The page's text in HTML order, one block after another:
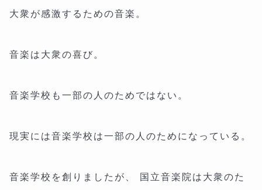
大衆が感激するための音楽。
音楽は大衆の喜び。
音楽学校も一部の人のためではない。
現実には音楽学校は一部の人のためになっている。
音楽学校を創りましたが、 国立音楽院は大衆のた